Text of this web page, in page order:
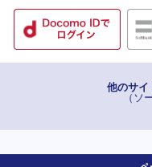
佐倉市
他のサイ
（ソ